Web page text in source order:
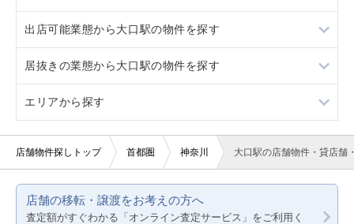
新横浜
スケルトン
看板取り付け可
10坪以下
20坪以下
賃料20万円以下
1階
2階
3階以上
出店可能業態から大口駅の物件を探す
重飲食
軽飲食
バー・クラブ
サロン（マッサージ・エステ・ネイルなど）
居抜きの業態から大口駅の物件を探す
ラーメン
テイクアウト
エリアから探す
東京23区
神奈川
店舗物件探しトップ 首都圏 神奈川 大口駅の店舗物件・貸店舗
店舗の移転・譲渡をお考えの方へ
査定額がすぐわかる「オンライン査定サービス」をご利用く